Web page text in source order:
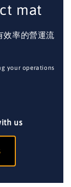
mat
效率的營運流
your operations
us